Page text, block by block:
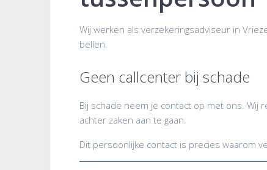
Wij werken als verzekeringsadviseur in
bellen.
Geen callcenter bij schade
Bij schade neem je contact op met ons.
achter zaken aan te gaan.
Dit persoonlijke contact is precies waarom